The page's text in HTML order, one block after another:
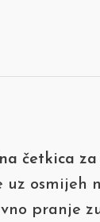
četkica
uz osmijeh
pranje